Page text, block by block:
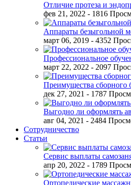
Отличие протеза и
фев 21, 2022 - 1816
Аппараты безыгольной
март 06, 2019 - 4352
Профессиональное
март 22, 2022 - 2097
Преимущества сборного
дек 27, 2021 - 1787
Выгодно ли оформлять
авг 04, 2021 - 2484
Сотрудничество
Статьи
Сервис выплаты
апр 20, 2022 - 1789
Ортопедические